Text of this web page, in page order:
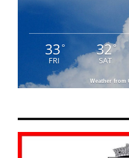
33°
FRI
32°
SAT
Weather from